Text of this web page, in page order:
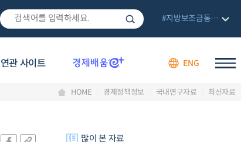
연관 사이트 ENG
#지방보조금통합관리망
HOME 경제정책정보 국내연구자료 최신자료
많이 본 자료